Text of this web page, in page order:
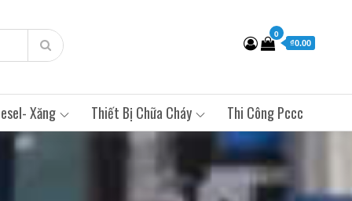
0
₫0.00
Xăng Thiết Bị Chữa Cháy Thi Công Pccc